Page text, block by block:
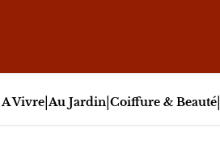
A Vivre|Au Jardin| Coiffure & Beauté|